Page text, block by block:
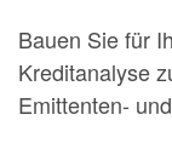
Bauen Sie für
Kreditanalyse
Emittenten-